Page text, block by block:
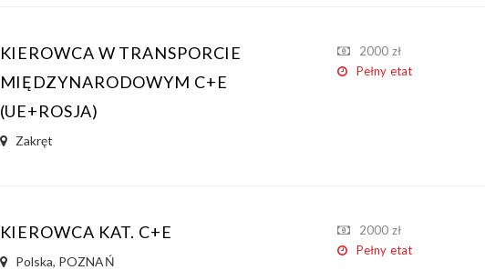
KIEROWCA W TRANSPORCIE
MIĘDZYNARODOWYM C+E
(UE+ROSJA)
Zakręt
2000 zł
Pełny etat
KIEROWCA KAT. C+E
Polska, POZNAŃ
2000 zł
Pełny etat